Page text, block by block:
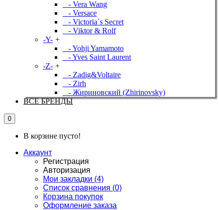
- Vera Wang
- Versace
- Victoria`s Secret
- Viktor & Rolf
-Y- +
- Yohji Yamamoto
- Yves Saint Laurent
-Z- +
- Zadig&Voltaire
- Zirh
- Жириновский (Zhirinovsky)
ВСЕ БРЕНДЫ
0
В корзине пусто!
Аккаунт
Регистрация
Авторизация
Мои закладки (4)
Список сравнения (0)
Корзина покупок
Оформление заказа